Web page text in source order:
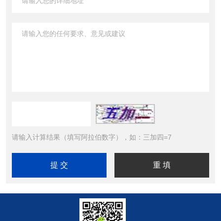
请输入计算结果（填写阿拉伯数字），如：三加四=7